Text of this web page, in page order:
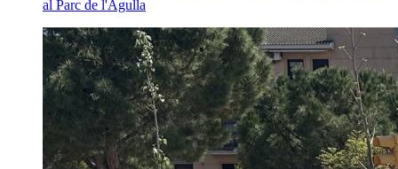
al Parc de l'Agulla